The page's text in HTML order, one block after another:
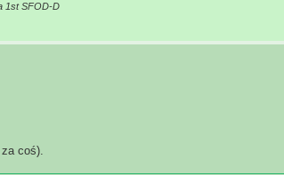
1st SFOD-D
coś).